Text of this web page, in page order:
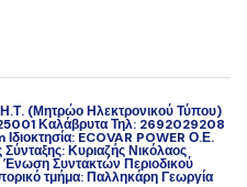
(Μητρώο Ηλεκτρονικού Τύπου)
Καλάβρυτα Τηλ: 2692029208
ECOVAR POWER Ο.Ε.
Κυριαζής Νικόλαος
Συντακτών Περιοδικού
τμήμα: Παλληκάρη Γεωργία